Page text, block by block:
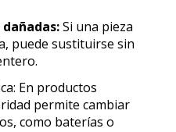
Si una pieza
puede sustituirse sin
En productos
permite cambiar
como baterías o